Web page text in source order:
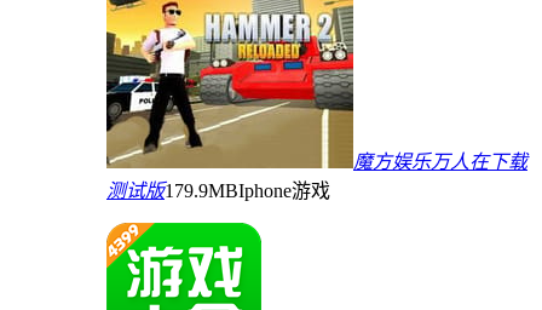
魔方娱乐万人在下载
测试版179.9MBIphone游戏